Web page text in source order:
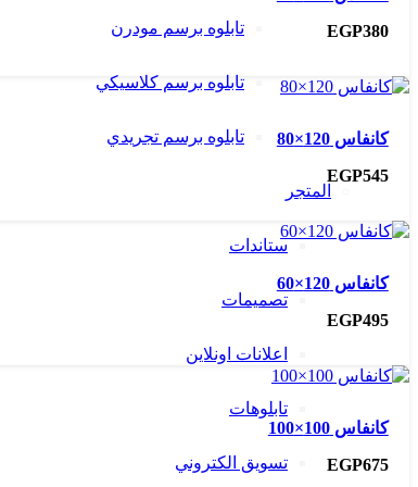
تابلوه برسم مودرن
تابلوه برسم كلاسيكي
تابلوه برسم تجريدي
المتجر
ستاندات
تصميمات
اعلانات اونلاين
تابلوهات
تسويق الكتروني
EGP380
كانفاس 120×80
EGP545
كانفاس 120×60
EGP495
كانفاس 100×100
EGP675